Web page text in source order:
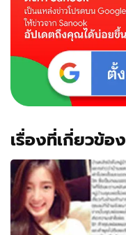
เรื่องที่เกี่ยวข้อง